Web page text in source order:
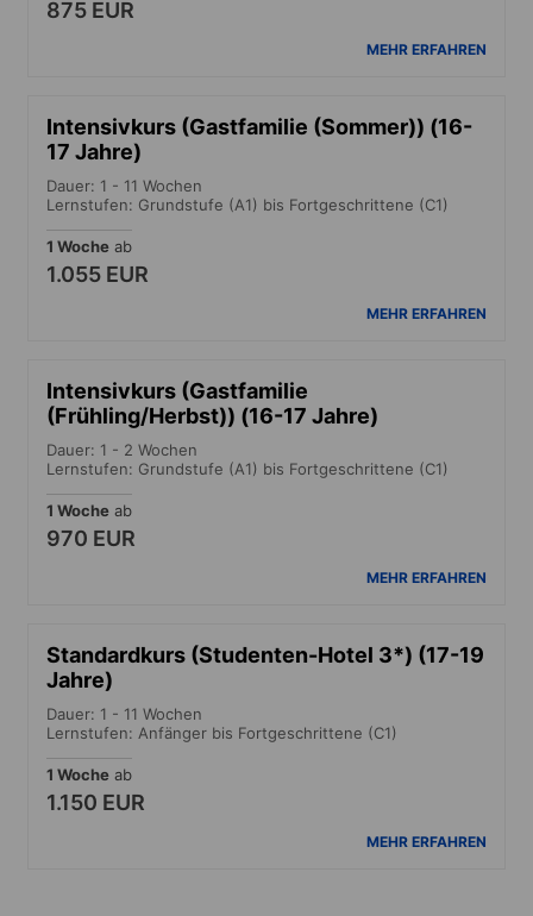
875 EUR
MEHR ERFAHREN
Intensivkurs (Gastfamilie (Sommer)) (16-
17 Jahre)
Dauer: 1 - 11 Wochen
Lernstufen: Grundstufe (A1) bis Fortgeschrittene (C1)
1 Woche ab
1.055 EUR
MEHR ERFAHREN
Intensivkurs (Gastfamilie
(Frühling/Herbst)) (16-17 Jahre)
Dauer: 1 - 2 Wochen
Lernstufen: Grundstufe (A1) bis Fortgeschrittene (C1)
1 Woche ab
970 EUR
MEHR ERFAHREN
Standardkurs (Studenten-Hotel 3*) (17-19
Jahre)
Dauer: 1 - 11 Wochen
Lernstufen: Anfänger bis Fortgeschrittene (C1)
1 Woche ab
1.150 EUR
MEHR ERFAHREN